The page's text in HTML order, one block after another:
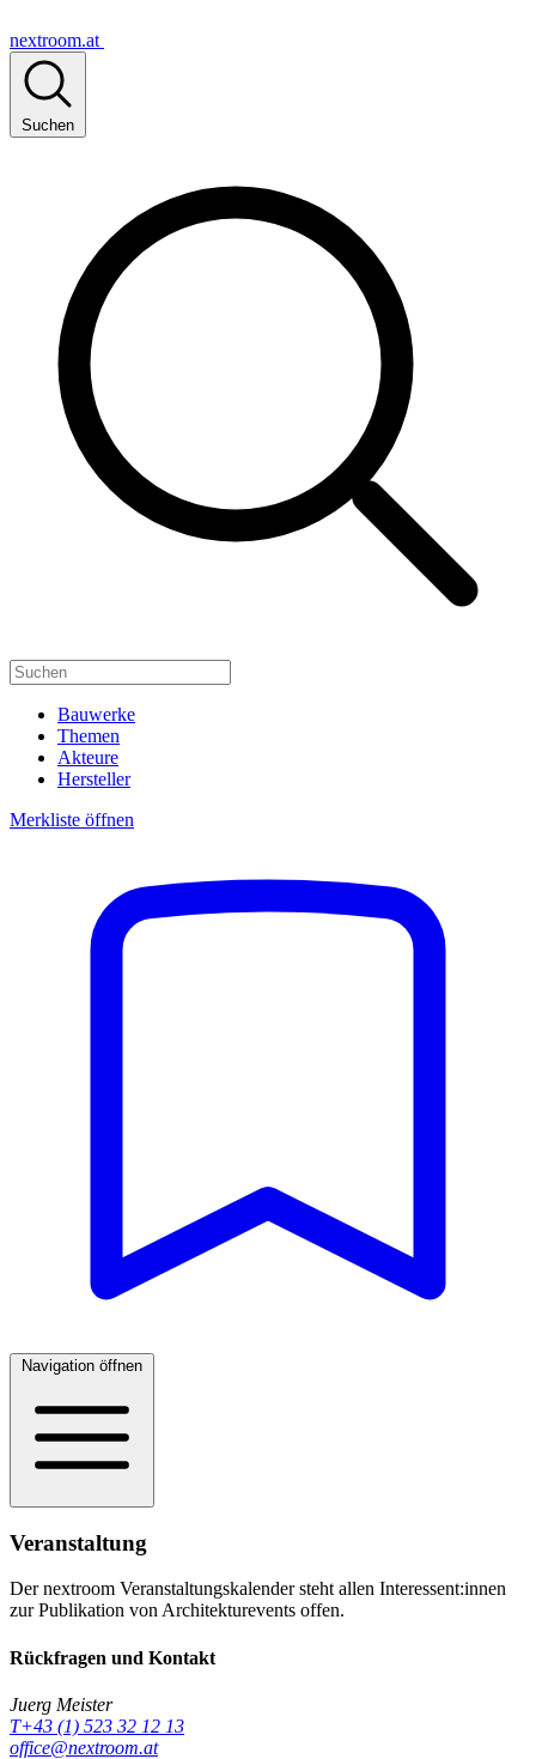
nextroom.at
Suchen
Bauwerke
Themen
Akteure
Hersteller
Merkliste öffnen
Navigation öffnen
Veranstaltung
Der nextroom Veranstaltungskalender steht allen Interessent:innen
zur Publikation von Architekturevents offen.
Rückfragen und Kontakt
Juerg Meister
T+43 (1) 523 32 12 13
office@nextroom.at